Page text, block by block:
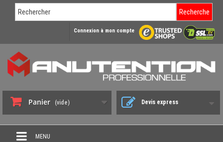
Recherche
Connexion à mon compte
Panier (vide) Devis express
MENU